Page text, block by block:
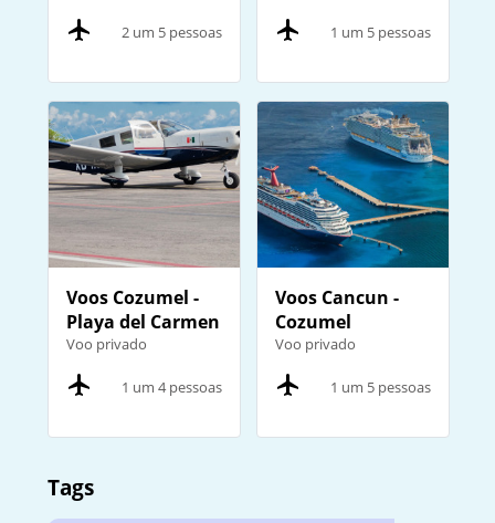
2 um 5 pessoas 1 um 5 pessoas
Voos Cozumel -
Playa del Carmen
Voo privado
1 um 4 pessoas
Voos Cancun -
Cozumel
Voo privado
1 um 5 pessoas
Tags